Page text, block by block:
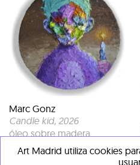
Marc Gonz
Candle kid, 2026
óleo sobre madera
60 x 60 x 10 cm
Art Madrid utiliza cookies